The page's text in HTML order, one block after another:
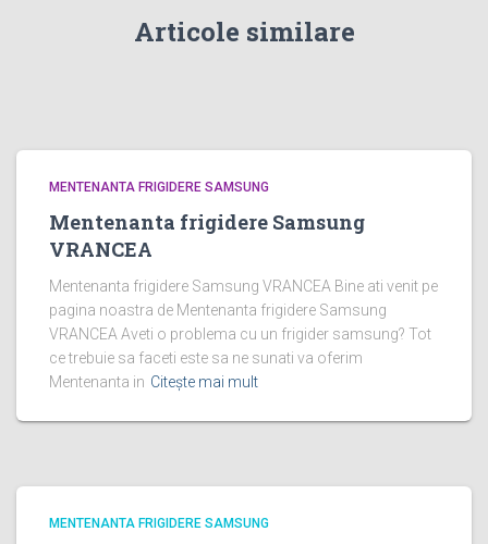
Articole similare
MENTENANTA FRIGIDERE SAMSUNG
Mentenanta frigidere Samsung
VRANCEA
Mentenanta frigidere Samsung VRANCEA Bine ati venit pe
pagina noastra de Mentenanta frigidere Samsung
VRANCEA Aveti o problema cu un frigider samsung? Tot
ce trebuie sa faceti este sa ne sunati va oferim
Mentenanta in Citește mai mult
MENTENANTA FRIGIDERE SAMSUNG